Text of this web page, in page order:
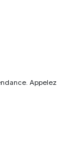
Appelez